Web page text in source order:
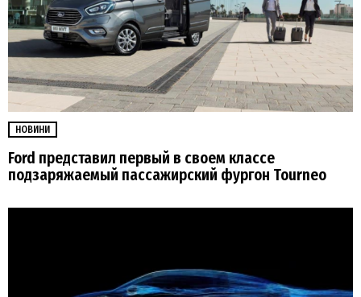
НОВИНИ
Ford представил первый в своем классе
подзаряжаемый пассажирский фургон Tourneo